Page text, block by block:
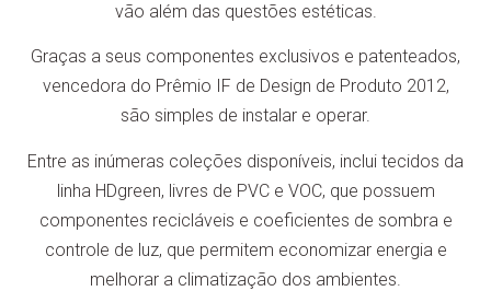
vão além das questões estéticas.
Graças a seus componentes exclusivos e patenteados,
vencedora do Prêmio IF de Design de Produto 2012,
são simples de instalar e operar.
Entre as inúmeras coleções disponíveis, inclui tecidos da
linha HDgreen, livres de PVC e VOC, que possuem
componentes recicláveis e coeficientes de sombra e
controle de luz, que permitem economizar energia e
melhorar a climatização dos ambientes.